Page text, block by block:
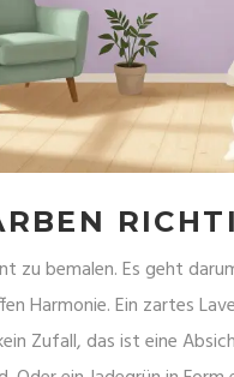
bemalen. Es geht
Harmonie. Ein zartes
Zufall, das ist eine